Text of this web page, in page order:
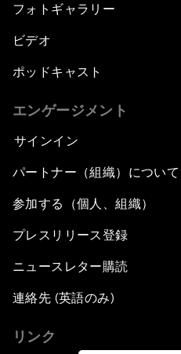
フォトギャラリー
ビデオ
ポッドキャスト
エンゲージメント
サインイン
パートナー（組織）について
参加する（個人、組織）
プレスリリース登録
ニュースレター購読
連絡先 (英語のみ)
リンク